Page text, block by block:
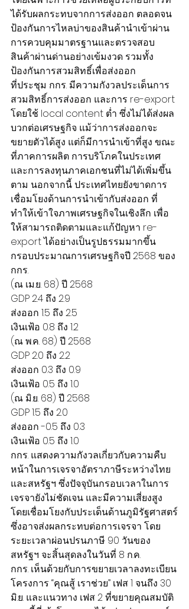
ได้รับผลกระทบจากการส่งออก ตลอดจน
ป้องกันการไหลบ่าของสินค้านำเข้าผ่าน
การควบคุมมาตรฐานและตรวจสอบ
สินค้าผ่านด่านอย่างเข้มงวด รวมทั้ง
ป้องกันการสวมสิทธิ์เพื่อส่งออก
ที่ประชุม กกร. มีความกังวลประเด็นการ
สวมสิทธิ์การส่งออก และการ re-export
โดยใช้ local content ต่ำ ซึ่งไม่ได้ส่งผล
บวกต่อเศรษฐกิจ แม้ว่าการส่งออกจะ
ขยายตัวได้สูง แต่ก็มีการนำเข้าที่สูง ขณะ
ที่ภาคการผลิต การบริโภคในประเทศ
และการลงทุนภาคเอกชนที่ไม่ได้เพิ่มขึ้น
ตาม นอกจากนี้ ประเทศไทยยังขาดการ
เชื่อมโยงด้านการนำเข้ากับส่งออก ที่
ทำให้เข้าใจภาพเศรษฐกิจในเชิงลึก เพื่อ
ให้สามารถติดตามและแก้ปัญหา re-
export ได้อย่างเป็นรูปธรรมมากขึ้น
กรอบประมาณการเศรษฐกิจปี 2568 ของ
กกร.
(ณ เม.ย. 68) ปี 2568
GDP 2.4 ถึง 2.9
ส่งออก 1.5 ถึง 2.5
เงินเฟ้อ 0.8 ถึง 1.2
(ณ พ.ค. 68) ปี 2568
GDP 2.0 ถึง 2.2
ส่งออก 0.3 ถึง 0.9
เงินเฟ้อ 0.5 ถึง 1.0
(ณ มิ.ย. 68) ปี 2568
GDP 1.5 ถึง 2.0
ส่งออก -0.5 ถึง 0.3
เงินเฟ้อ 0.5 ถึง 1.0
กกร. แสดงความกังวลเกี่ยวกับความคืบ
หน้าในการเจรจาอัตราภาษีระหว่างไทย
และสหรัฐฯ ซึ่งปัจจุบันกรอบเวลาในการ
เจรจายังไม่ชัดเจน และมีความเสี่ยงสูง
โดยเชื่อมโยงกับประเด็นด้านภูมิรัฐศาสตร์
ซึ่งอาจส่งผลกระทบต่อการเจรจา โดย
ระยะเวลาผ่อนปรนภาษี 90 วันของ
สหรัฐฯ จะสิ้นสุดลงในวันที่ 8 ก.ค.
กกร. เห็นด้วยกับการขยายเวลาลงทะเบียน
โครงการ “คุณสู้ เราช่วย” เฟส 1 จนถึง 30
มิ.ย. และแนวทาง เฟส 2 ที่ขยายคุณสมบัติ